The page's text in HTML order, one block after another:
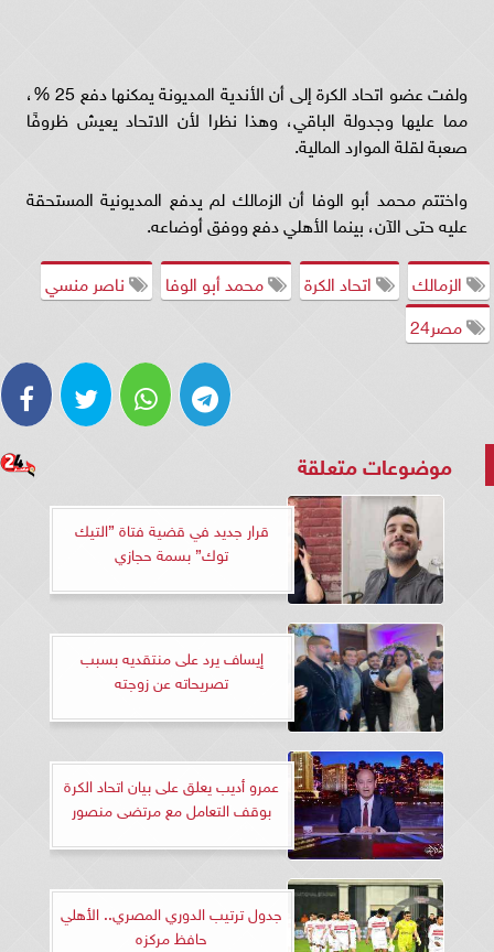
ولفت عضو اتحاد الكرة إلى أن الأندية المديونة يمكنها دفع 25 %،
مما عليها وجدولة الباقي، وهذا نظرا لأن الاتحاد يعيش ظروفًا
صعبة لقلة الموارد المالية.
واختتم محمد أبو الوفا أن الزمالك لم يدفع المديونية المستحقة
عليه حتى الآن، بينما الأهلي دفع ووفق أوضاعه.
الزمالك
اتحاد الكرة محمد أبو الوفا
ناصر منسي
مصر24
موضوعات متعلقة
قرار جديد في قضية فتاة ”التيك
توك” بسمة حجازي
إيساف يرد على منتقديه بسبب
تصريحاته عن زوجته
عمرو أديب يعلق على بيان اتحاد الكرة
بوقف التعامل مع مرتضى منصور
جدول ترتيب الدوري المصري.. الأهلي
حافظ مركزه